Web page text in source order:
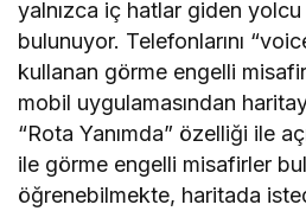
yalnızca iç hatlar giden yolcu
bulunuyor. Telefonlarını
kullanan görme engelli
mobil uygulamasından
“Rota Yanımda” özelliği ile
ile görme engelli misafirler
öğrenebilmekte, haritada